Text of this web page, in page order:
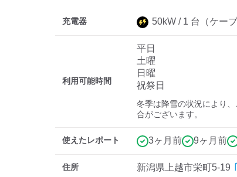
充電器 50kW / 1 台 （ケー
利用可能時間
平日
土曜
日曜
祝祭日
冬季は降雪の状況により
合がございます。
使えたレポート 3ヶ月前 9ヶ月前
住所 新潟県上越市栄町5-19